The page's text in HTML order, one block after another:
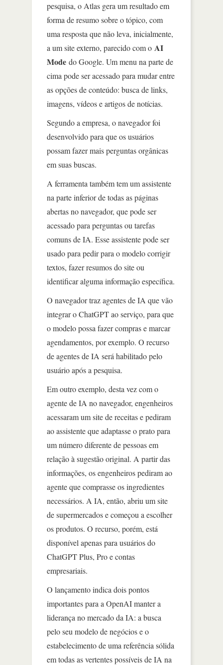
pesquisa, o Atlas gera um resultado em
forma de resumo sobre o tópico, com
uma resposta que não leva, inicialmente,
a um site externo, parecido com o AI
Mode do Google. Um menu na parte de
cima pode ser acessado para mudar entre
as opções de conteúdo: busca de links,
imagens, vídeos e artigos de notícias.
Segundo a empresa, o navegador foi
desenvolvido para que os usuários
possam fazer mais perguntas orgânicas
em suas buscas.
A ferramenta também tem um assistente
na parte inferior de todas as páginas
abertas no navegador, que pode ser
acessado para perguntas ou tarefas
comuns de IA. Esse assistente pode ser
usado para pedir para o modelo corrigir
textos, fazer resumos do site ou
identificar alguma informação específica.
O navegador traz agentes de IA que vão
integrar o ChatGPT ao serviço, para que
o modelo possa fazer compras e marcar
agendamentos, por exemplo. O recurso
de agentes de IA será habilitado pelo
usuário após a pesquisa.
Em outro exemplo, desta vez com o
agente de IA no navegador, engenheiros
acessaram um site de receitas e pediram
ao assistente que adaptasse o prato para
um número diferente de pessoas em
relação à sugestão original. A partir das
informações, os engenheiros pediram ao
agente que comprasse os ingredientes
necessários. A IA, então, abriu um site
de supermercados e começou a escolher
os produtos. O recurso, porém, está
disponível apenas para usuários do
ChatGPT Plus, Pro e contas
empresariais.
O lançamento indica dois pontos
importantes para a OpenAI manter a
liderança no mercado da IA: a busca
pelo seu modelo de negócios e o
estabelecimento de uma referência sólida
em todas as vertentes possíveis de IA na